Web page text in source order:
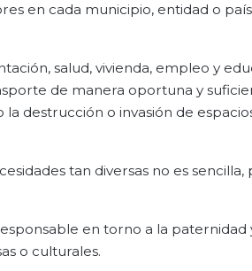
en cada municipio, entidad o
salud, vivienda, empleo y
de manera oportuna y
destrucción o invasión de
tan diversas no es sencilla,
en torno a la paternidad
o culturales.